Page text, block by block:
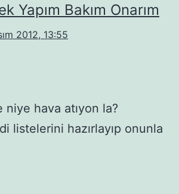
Yapım Bakım Onarım
2012, 13:55
niye hava atıyon la?
listelerini hazırlayıp onunla